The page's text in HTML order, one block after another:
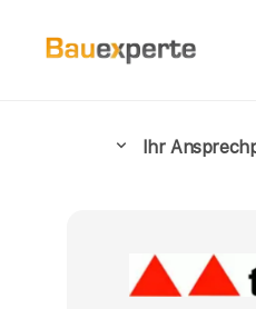
Ihr